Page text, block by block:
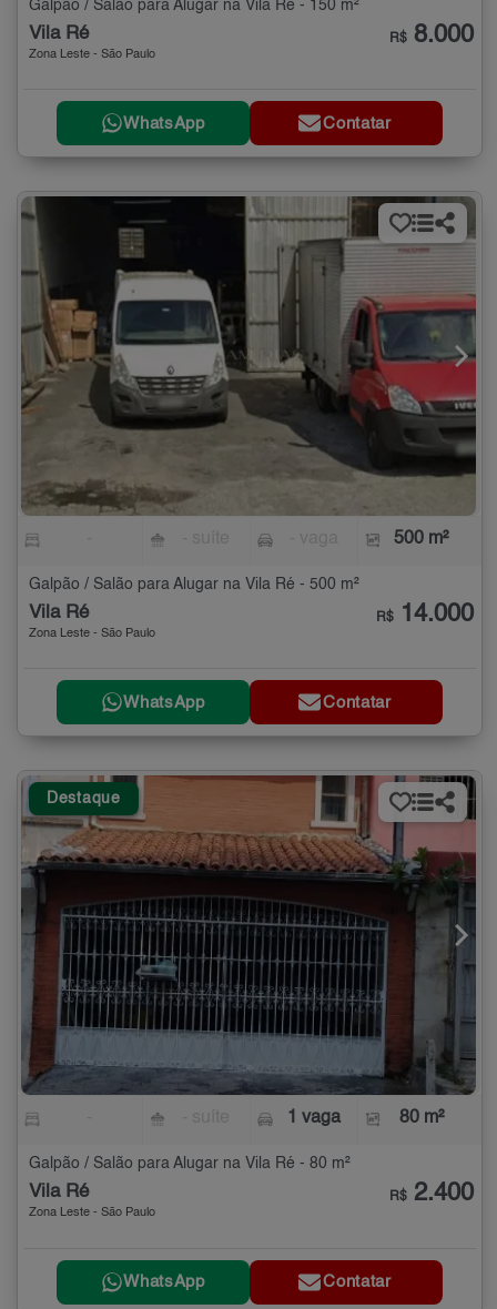
Galpão / Salão para Alugar na Vila Ré - 150 m²
Vila Ré
Zona Leste - São Paulo
R$ 8.000
WhatsApp Contatar
500 m²
Galpão / Salão para Alugar na Vila Ré - 500 m²
Vila Ré
Zona Leste - São Paulo
R$ 14.000
WhatsApp Contatar
Destaque
1 vaga 80 m²
Galpão / Salão para Alugar na Vila Ré - 80 m²
Vila Ré
Zona Leste - São Paulo
R$ 2.400
WhatsApp Contatar